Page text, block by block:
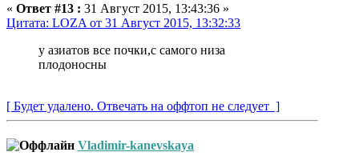
« Ответ #13 : 31 Август 2015, 13:43:36 »
Цитата: LOZA от 31 Август 2015, 13:32:33
у азиатов все почки,с самого низа
плодоносны
[ Будет удалено. Отвечать на оффтоп не следует ]
Vladimir-kanevskaya